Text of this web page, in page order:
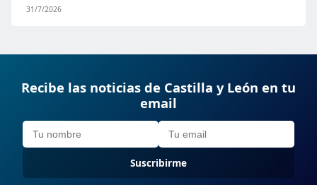
31/7/2026
Recibe las noticias de Castilla y León en tu
email
Suscribirme